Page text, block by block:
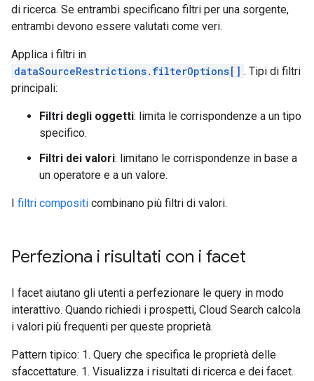
di ricerca. Se entrambi specificano filtri per una sorgente,
entrambi devono essere valutati come veri.
Applica i filtri in
dataSourceRestrictions.filterOptions[] . Tipi di filtri
principali:
Filtri degli oggetti: limita le corrispondenze a un tipo
specifico.
Filtri dei valori: limitano le corrispondenze in base a
un operatore e a un valore.
I filtri compositi combinano più filtri di valori.
Perfeziona i risultati con i facet
I facet aiutano gli utenti a perfezionare le query in modo
interattivo. Quando richiedi i prospetti, Cloud Search calcola
i valori più frequenti per queste proprietà.
Pattern tipico: 1. Query che specifica le proprietà delle
sfaccettature. 1. Visualizza i risultati di ricerca e dei facet.